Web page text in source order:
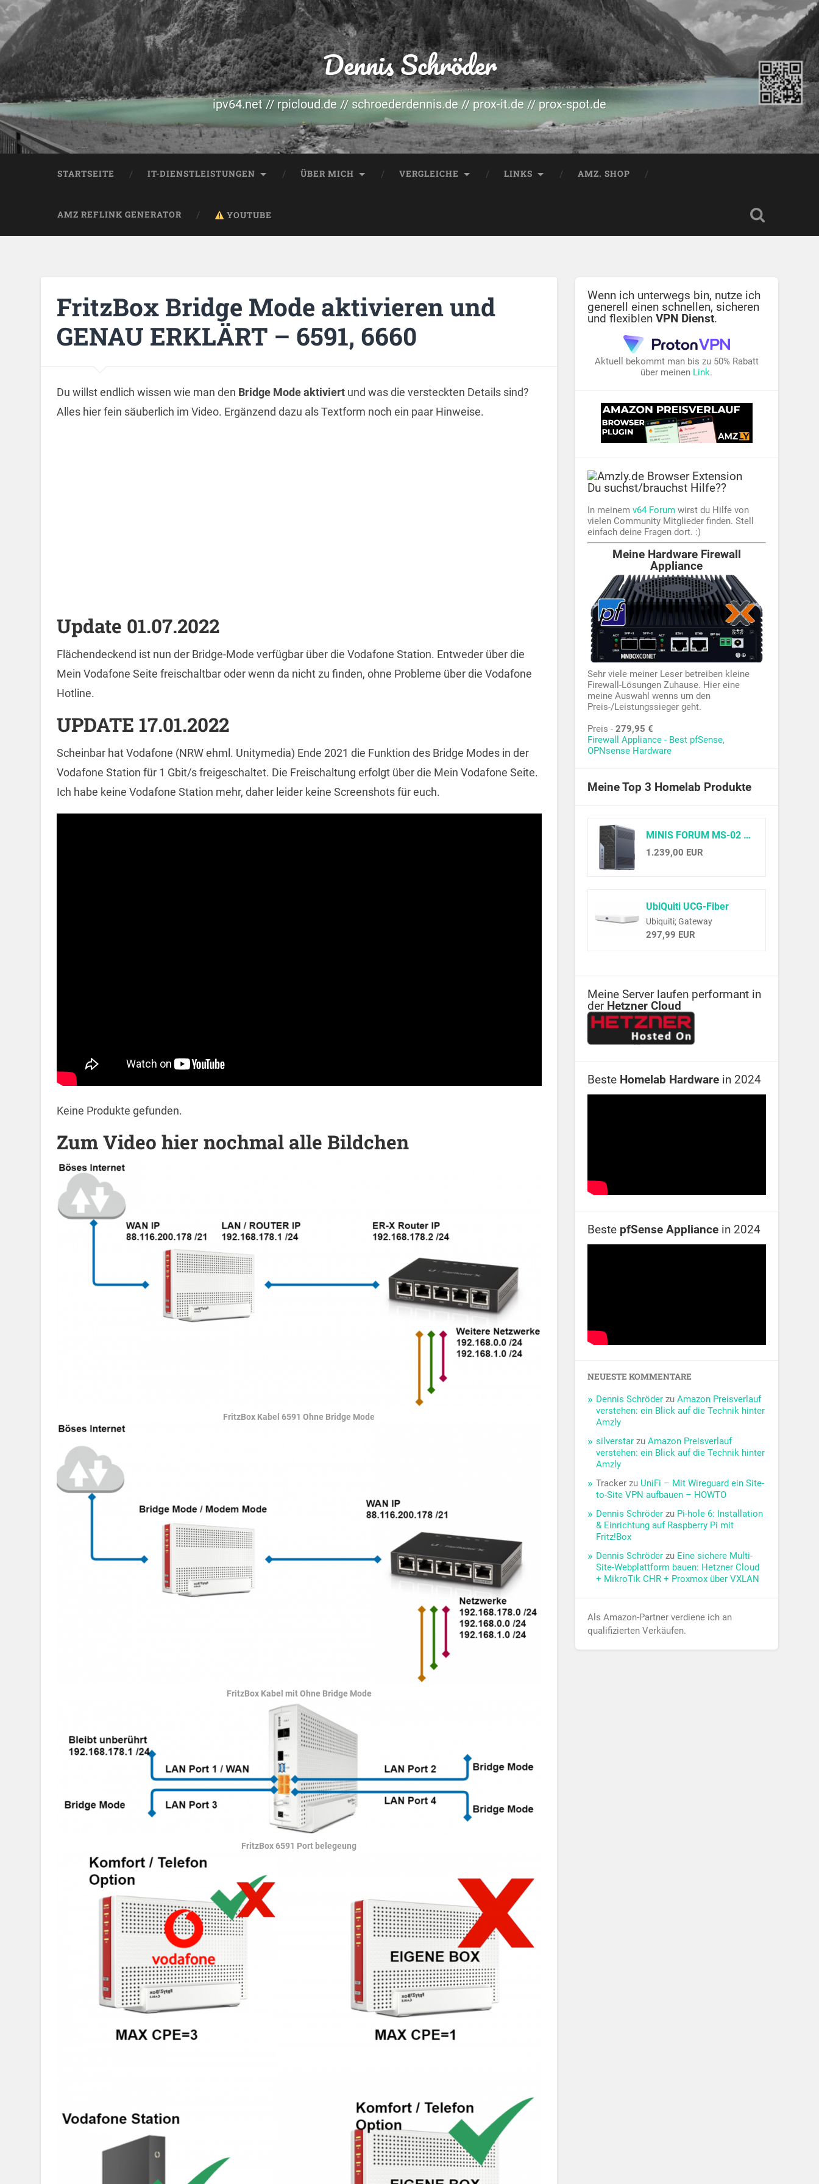
Dennis Schröder
ipv64.net // rpicloud.de // schroederdennis.de // prox-it.de // prox-spot.de
STARTSEITE IT-DIENSTLEISTUNGEN ÜBER MICH VERGLEICHE LINKS AMZ. SHOP
AMZ REFLINK GENERATOR YOUTUBE
FritzBox Bridge Mode aktivieren und
GENAU ERKLÄRT – 6591, 6660
Du willst endlich wissen wie man den Bridge Mode aktiviertund was die versteckten Details sind?
Alles hier fein säuberlich im Video. Ergänzend dazu als Textform noch ein paar Hinweise.
Update 01.07.2022
Flächendeckend ist nun der Bridge-Mode verfügbar über die Vodafone Station. Entweder über die
Mein Vodafone Seite freischaltbar oder wenn da nicht zu finden, ohne Probleme über die Vodafone
Hotline.
UPDATE 17.01.2022
Scheinbar hat Vodafone (NRW ehml. Unitymedia) Ende 2021 die Funktion des Bridge Modes in der
Vodafone Station für 1 Gbit/s freigeschaltet. Die Freischaltung erfolgt über die Mein Vodafone Seite.
Ich habe keine Vodafone Station mehr, daher leider keine Screenshots für euch.
Keine Produkte gefunden.
Zum Video hier nochmal alle Bildchen
FritzBox Kabel 6591 Ohne Bridge Mode
FritzBox Kabel mit Ohne Bridge Mode
FritzBox 6591 Port belegeung
Wenn ich unterwegs bin, nutze ich
generell einen schnellen, sicheren
und flexiblenVPN Dienst.
Aktuell bekommt man bis zu 50% Rabatt
über meinen Link.
Du suchst/brauchst Hilfe??
In meinemv64 Forum wirst du Hilfe von
vielen Community Mitglieder finden. Stell
einfach deine Fragen dort. :)
Meine Hardware Firewall
Appliance
Sehr viele meiner Leser betreiben kleine
Firewall-Lösungen Zuhause. Hier eine
meine Auswahl wenns um den
Preis-/Leistungssieger geht.
Preis -279,95 €
Firewall Appliance - Best pfSense,
OPNsense Hardware
Meine Top 3 Homelab Produkte
MINIS FORUM MS-02 Ultra Workstation Mini PC, Intel Core Ultra 9 285HX (24C/24T, up to 5.5GHz),PCIe 5.0 x16, 4× DDR5(ECC), 4× M.2, USB4 v2, Dual 25GbE+10GbE+2.5GbE(vPro), Wi-Fi 7,Barebone ohne RAM/SSD
1.239,00 EUR
UbiQuiti UCG-Fiber
Ubiquiti; Gateway
297,99 EUR
Meine Server laufen performant in
der Hetzner Cloud
Beste Homelab Hardware in 2024
Beste pfSense Appliance in 2024
NEUESTE KOMMENTARE
Dennis Schröder zuAmazon Preisverlauf
verstehen: ein Blick auf die Technik hinter
Amzly
silverstar zuAmazon Preisverlauf
verstehen: ein Blick auf die Technik hinter
Amzly
Tracker zu UniFi – Mit Wireguard ein Site-
to-Site VPN aufbauen – HOWTO
Dennis Schröder zu Pi-hole 6: Installation
& Einrichtung auf Raspberry Pi mit
Fritz!Box
Dennis Schröder zu Eine sichere Multi-
Site-Webplattform bauen: Hetzner Cloud
+ MikroTik CHR + Proxmox über VXLAN
Als Amazon-Partner verdiene ich an
qualifizierten Verkäufen.